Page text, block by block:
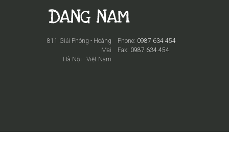
Phone: 0987 634 454
Fax: 0987 634 454
811 Giải Phóng - Hoàng
Mai
Hà Nội - Việt Nam